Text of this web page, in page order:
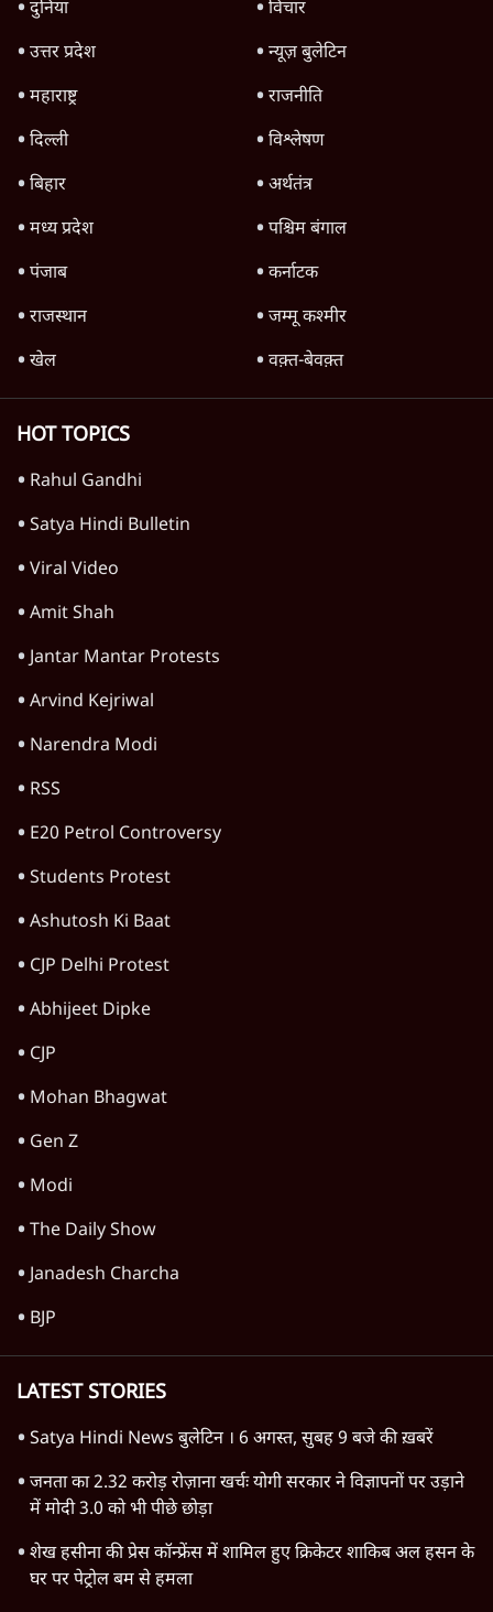
दुनिया
विचार
उत्तर प्रदेश
न्यूज़ बुलेटिन
महाराष्ट्र
राजनीति
दिल्ली
विश्लेषण
बिहार
अर्थतंत्र
मध्य प्रदेश
पश्चिम बंगाल
पंजाब
कर्नाटक
राजस्थान
जम्मू कश्मीर
खेल
वक़्त-बेवक़्त
HOT TOPICS
Rahul Gandhi
Satya Hindi Bulletin
Viral Video
Amit Shah
Jantar Mantar Protests
Arvind Kejriwal
Narendra Modi
RSS
E20 Petrol Controversy
Students Protest
Ashutosh Ki Baat
CJP Delhi Protest
Abhijeet Dipke
CJP
Mohan Bhagwat
Gen Z
Modi
The Daily Show
Janadesh Charcha
BJP
LATEST STORIES
Satya Hindi News बुलेटिन । 6 अगस्त, सुबह 9 बजे की ख़बरें
जनता का 2.32 करोड़ रोज़ाना खर्चः योगी सरकार ने विज्ञापनों पर उड़ाने
में मोदी 3.0 को भी पीछे छोड़ा
शेख हसीना की प्रेस कॉन्फ्रेंस में शामिल हुए क्रिकेटर शाकिब अल हसन के
घर पर पेट्रोल बम से हमला